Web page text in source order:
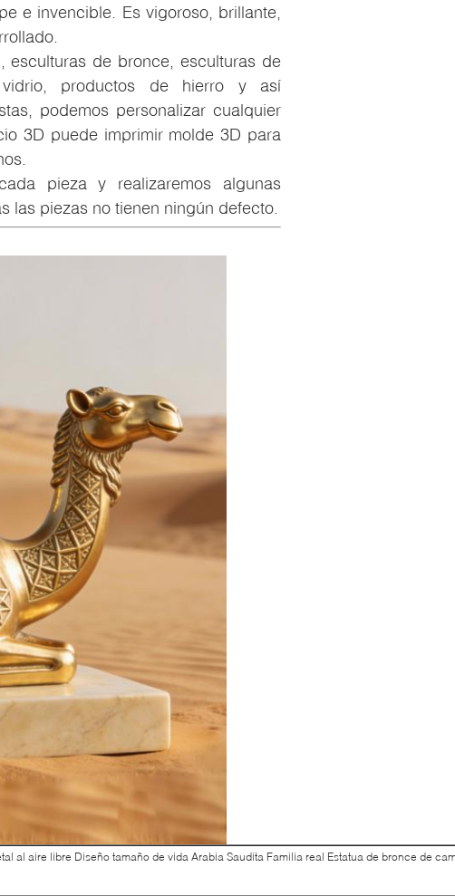
e invencible. Es vigoroso, brillante,
esculturas de bronce, esculturas de
productos de hierro y así
podemos personalizar cualquier
3D puede imprimir molde 3D para
pieza y realizaremos algunas
las piezas no tienen ningún defecto.
al aire libre Diseño tamaño de vida Arabia Saudita Familia real Estatua de bronce de